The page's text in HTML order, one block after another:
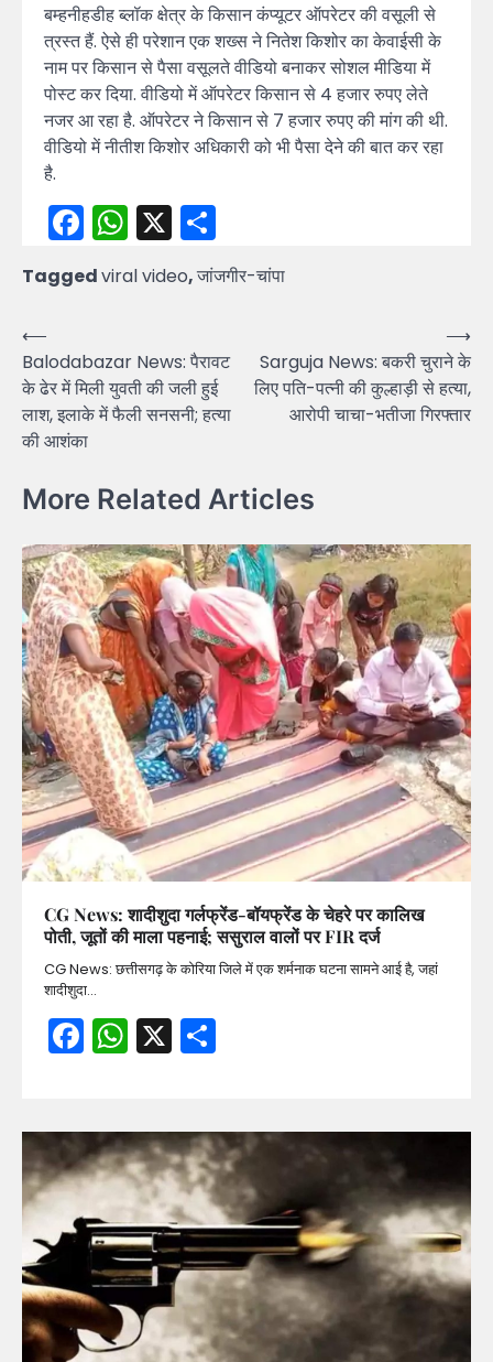
बम्हनीहडीह ब्लॉक क्षेत्र के किसान कंप्यूटर ऑपरेटर की वसूली से
त्रस्त हैं. ऐसे ही परेशान एक शख्स ने नितेश किशोर का केवाईसी के
नाम पर किसान से पैसा वसूलते वीडियो बनाकर सोशल मीडिया में
पोस्ट कर दिया. वीडियो में ऑपरेटर किसान से 4 हजार रुपए लेते
नजर आ रहा है. ऑपरेटर ने किसान से 7 हजार रुपए की मांग की थी.
वीडियो में नीतीश किशोर अधिकारी को भी पैसा देने की बात कर रहा
है.
Facebook
WhatsApp
X
Taggedviral video,जांजगीर-चांपा
Post
navigation
⟵
Balodabazar News: पैरावट
के ढेर में मिली युवती की जली हुई
लाश, इलाके में फैली सनसनी; हत्या
की आशंका
Sarguja News: बकरी चुराने के
लिए पति-पत्नी की कुल्हाड़ी से हत्या,
आरोपी चाचा-भतीजा गिरफ्तार
⟶
More Related Articles
CG News: शादीशुदा गर्लफ्रेंड-बॉयफ्रेंड के चेहरे पर कालिख
पोती, जूतों की माला पहनाई; ससुराल वालों पर FIR दर्ज
CG News: छत्तीसगढ़ के कोरिया जिले में एक शर्मनाक घटना सामने आई है, जहां
शादीशुदा…
Facebook
WhatsApp
X